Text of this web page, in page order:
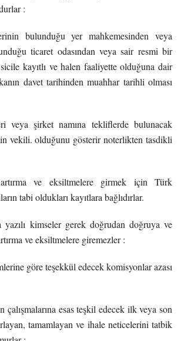
:
bulunduğu yer mahkemesinden veya
ticaret odasından veya sair resmi bir
kayıtlı ve halen faaliyette olduğuna dair
davet tarihinden muahhar tarihli olması
veya şirket namına tekliflerde bulunacak
vekili. olduğunu gösterir noterlikten tasdikli
ve eksiltmelere girmek için Türk
tabi oldukları kayıtlara bağlıdırlar.
yazılı kimseler gerek doğrudan doğruya ve
ve eksiltmelere giremezler :
göre teşekkül edecek komisyonlar azası
çalışmalarına esas teşkil edecek ilk veya son
tamamlayan ve ihale neticelerini tatbik